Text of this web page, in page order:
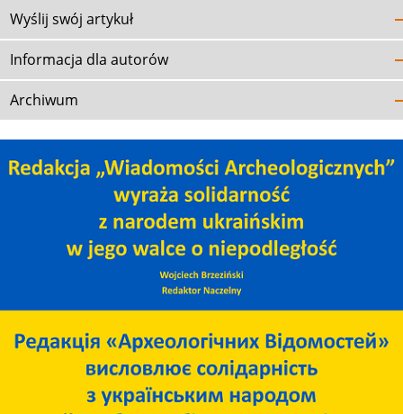
Wyślij swój artykuł
Informacja dla autorów
Archiwum